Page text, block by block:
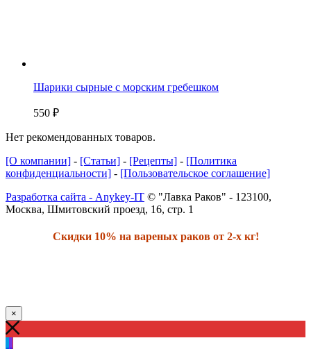
Шарики сырные с морским гребешком
550 ₽
Нет рекомендованных товаров.
[О компании] - [Статьи] - [Рецепты] - [Политика
конфиденциальности] - [Пользовательское соглашение]
Разработка сайта - Anykey-IT © "Лавка Раков" - 123100,
Москва, Шмитовский проезд, 16, стр. 1
Скидки 10% на вареных раков от 2-х кг!
×